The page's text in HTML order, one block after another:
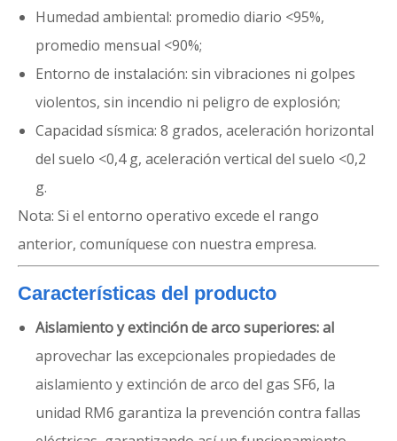
Humedad ambiental: promedio diario <95%,
promedio mensual <90%;
Entorno de instalación: sin vibraciones ni golpes
violentos, sin incendio ni peligro de explosión;
Capacidad sísmica: 8 grados, aceleración horizontal
del suelo <0,4 g, aceleración vertical del suelo <0,2
g.
Nota: Si el entorno operativo excede el rango
anterior, comuníquese con nuestra empresa.
Características del producto
Aislamiento y extinción de arco superiores:al
aprovechar las excepcionales propiedades de
aislamiento y extinción de arco del gas SF6, la
unidad RM6 garantiza la prevención contra fallas